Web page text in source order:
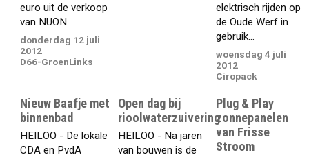
euro uit de verkoop
van NUON...
donderdag 12 juli
2012
D66-GroenLinks
elektrisch rijden op
de Oude Werf in
gebruik...
woensdag 4 juli
2012
Ciropack
Nieuw Baafje met
binnenbad
HEILOO - De lokale
CDA en PvdA
Open dag bij
rioolwaterzuivering
HEILOO - Na jaren
van bouwen is de
Plug & Play
zonnepanelen
van Frisse
Stroom